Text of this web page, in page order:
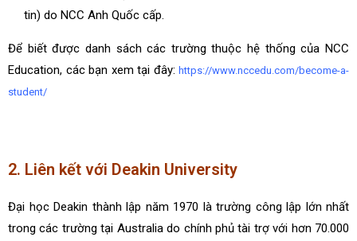
tin) do NCC Anh Quốc cấp.
Để biết được danh sách các trường thuộc hệ thống của NCC
Education, các bạn xem tại đây: https://www.nccedu.com/become-a-
student/
2. Liên kết với Deakin University
Đại học Deakin thành lập năm 1970 là trường công lập lớn nhất
trong các trường tại Australia do chính phủ tài trợ với hơn 70.000